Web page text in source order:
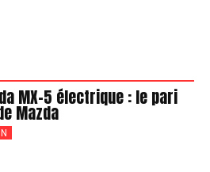
MX-5 électrique : le pari
Mazda